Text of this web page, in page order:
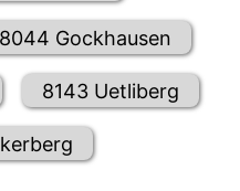
8044 Gockhausen
8143 Uetliberg